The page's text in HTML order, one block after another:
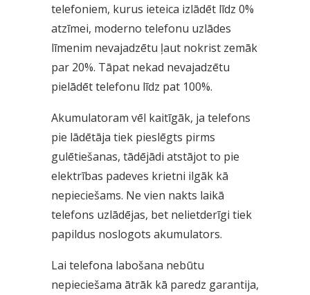
telefoniem, kurus ieteica izlādēt līdz 0%
atzīmei, moderno telefonu uzlādes
līmenim nevajadzētu ļaut nokrist zemāk
par 20%. Tāpat nekad nevajadzētu
pielādēt telefonu līdz pat 100%.
Akumulatoram vēl kaitīgāk, ja telefons
pie lādētāja tiek pieslēgts pirms
gulētiešanas, tādējādi atstājot to pie
elektrības padeves krietni ilgāk kā
nepieciešams. Ne vien nakts laikā
telefons uzlādējas, bet nelietderīgi tiek
papildus noslogots akumulators.
Lai telefona labošana nebūtu
nepieciešama ātrāk kā paredz garantija,